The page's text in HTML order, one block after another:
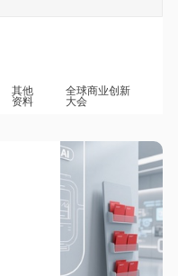
其他
资料
全球商业创新
大会